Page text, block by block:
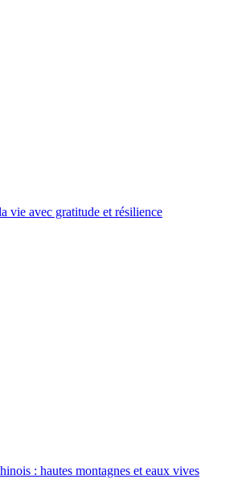
vie avec gratitude et résilience
: hautes montagnes et eaux vives